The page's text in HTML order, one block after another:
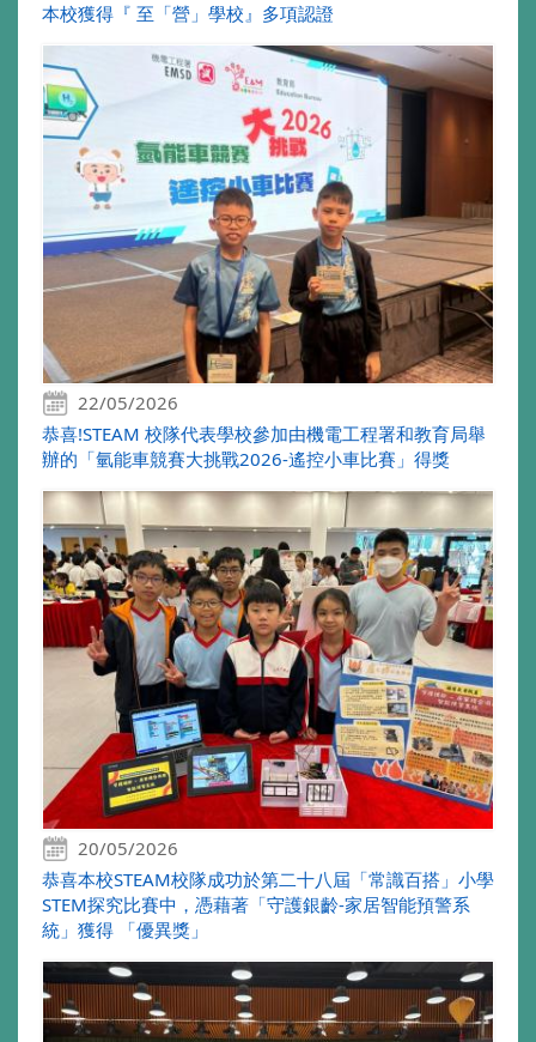
本校獲得『 至「營」學校』多項認證
22/05/2026
恭喜!STEAM 校隊代表學校參加由機電工程署和教育局舉
辦的「氫能車競賽大挑戰2026-遙控小車比賽」得獎
20/05/2026
恭喜本校STEAM校隊成功於第二十八屆「常識百搭」小學
STEM探究比賽中，憑藉著「守護銀齡-家居智能預警系
統」獲得 「優異獎」